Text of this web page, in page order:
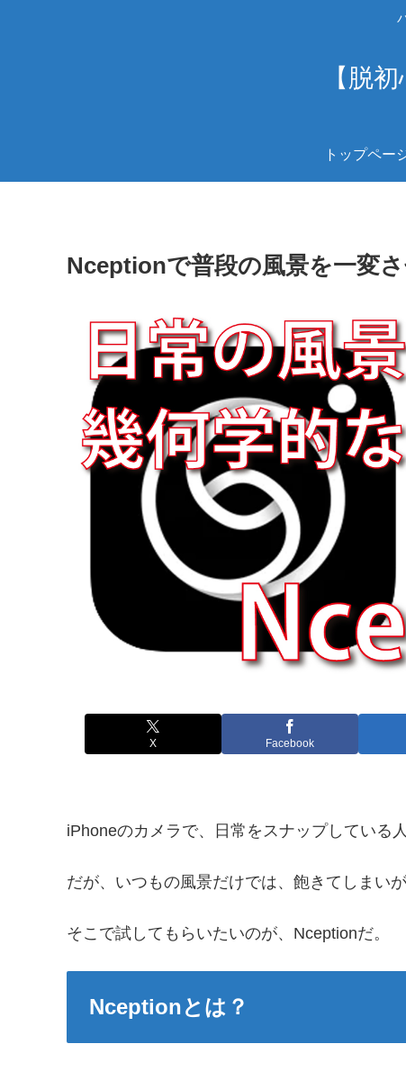
【脱
トップペー
Nceptionで普段の風景を一変さ
X Facebook
iPhoneのカメラで、日常をスナップしている
だが、いつもの風景だけでは、飽きてしまいが
そこで試してもらいたいのが、Nceptionだ。
Nceptionとは？